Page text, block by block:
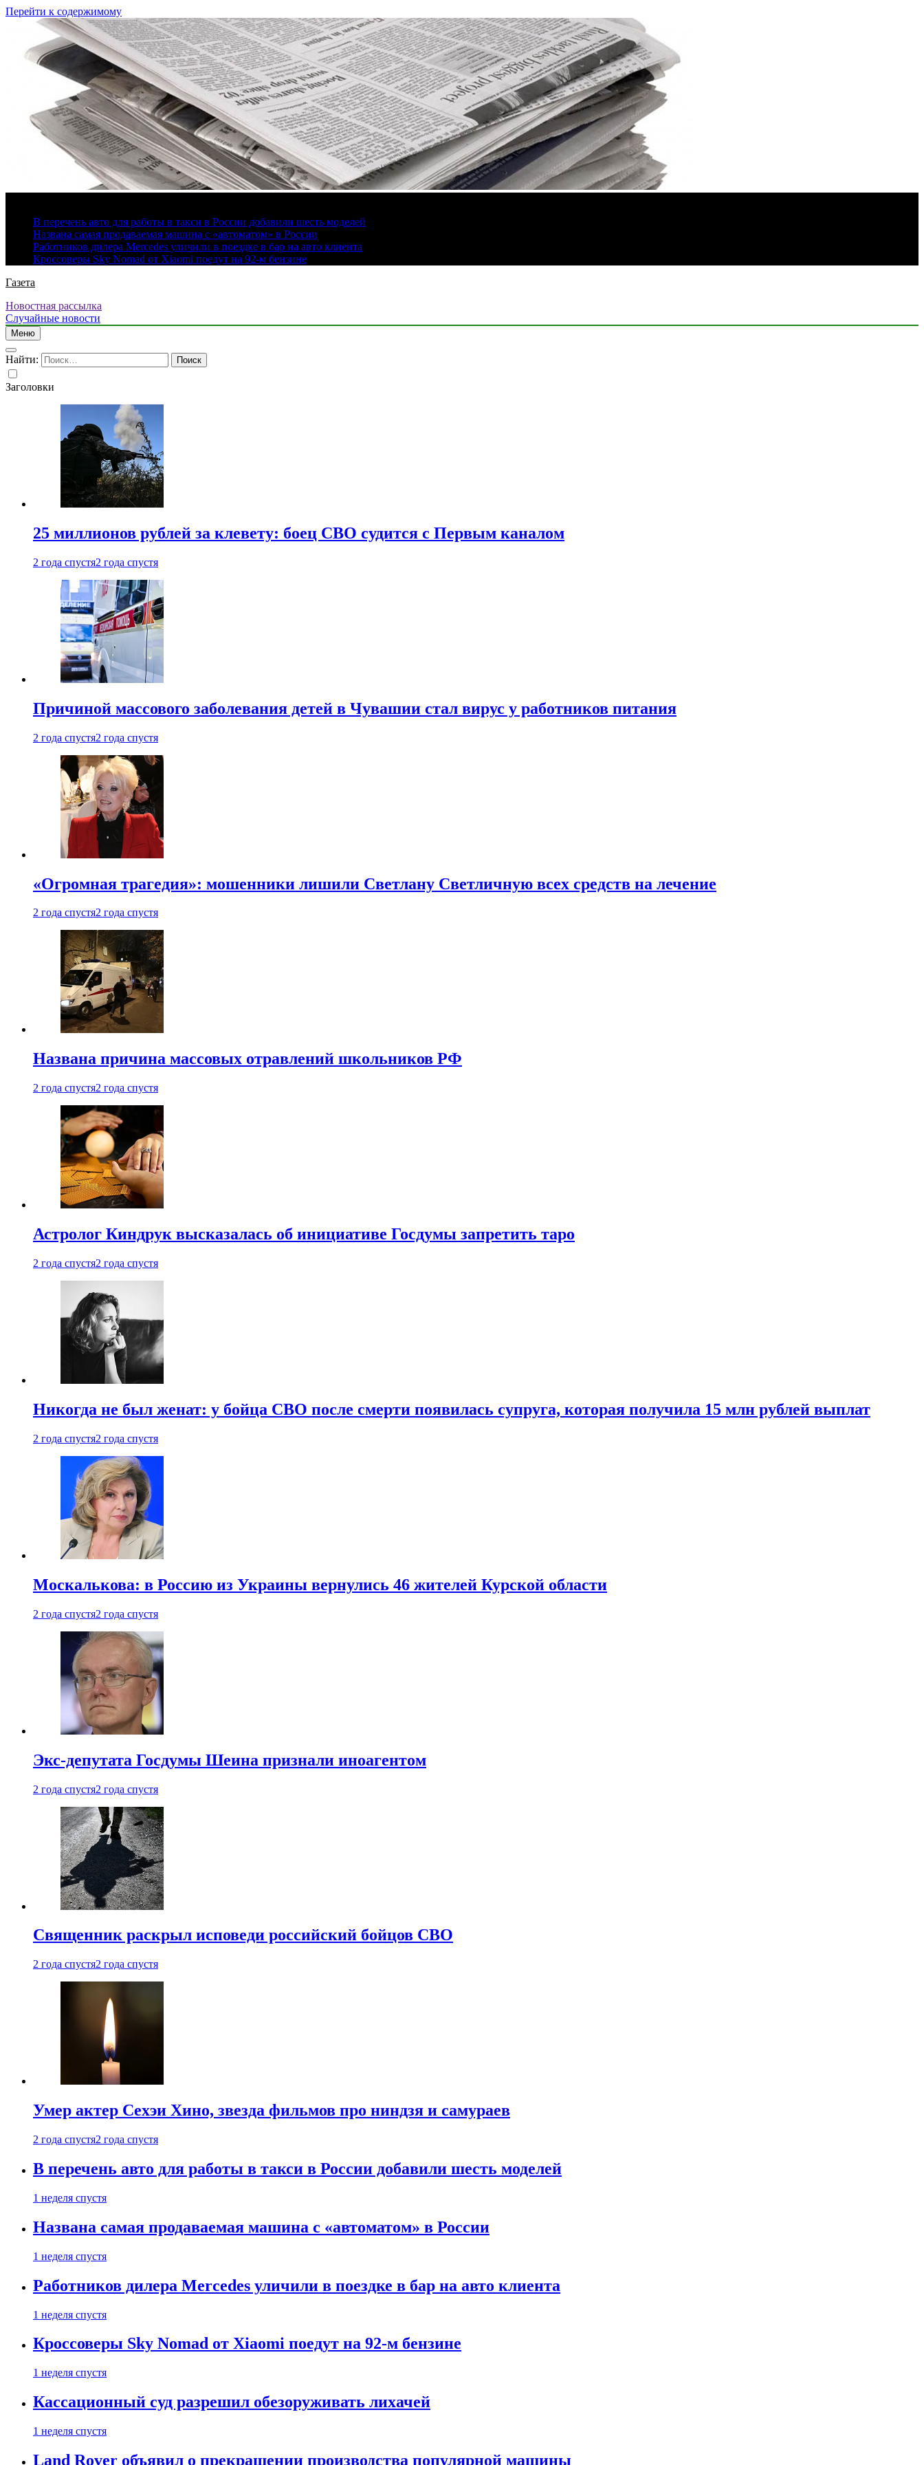
Перейти к содержимому
В перечень авто для работы в такси в России добавили шесть моделей
Названа самая продаваемая машина с «автоматом» в России
Работников дилера Mercedes уличили в поездке в бар на авто клиента
Кроссоверы Sky Nomad от Xiaomi поедут на 92-м бензине
Газета
Новостная рассылка
Случайные новости
Меню
Найти:
Заголовки
25 миллионов рублей за клевету: боец СВО судится с Первым каналом
2 года спустя2 года спустя
Причиной массового заболевания детей в Чувашии стал вирус у работников питания
2 года спустя2 года спустя
«Огромная трагедия»: мошенники лишили Светлану Светличную всех средств на лечение
2 года спустя2 года спустя
Названа причина массовых отравлений школьников РФ
2 года спустя2 года спустя
Астролог Киндрук высказалась об инициативе Госдумы запретить таро
2 года спустя2 года спустя
Никогда не был женат: у бойца СВО после смерти появилась супруга, которая получила 15 млн рублей выплат
2 года спустя2 года спустя
Москалькова: в Россию из Украины вернулись 46 жителей Курской области
2 года спустя2 года спустя
Экс-депутата Госдумы Шеина признали иноагентом
2 года спустя2 года спустя
Священник раскрыл исповеди российский бойцов СВО
2 года спустя2 года спустя
Умер актер Сехэи Хино, звезда фильмов про ниндзя и самураев
2 года спустя2 года спустя
В перечень авто для работы в такси в России добавили шесть моделей
1 неделя спустя
Названа самая продаваемая машина с «автоматом» в России
1 неделя спустя
Работников дилера Mercedes уличили в поездке в бар на авто клиента
1 неделя спустя
Кроссоверы Sky Nomad от Xiaomi поедут на 92-м бензине
1 неделя спустя
Кассационный суд разрешил обезоруживать лихачей
1 неделя спустя
Land Rover объявил о прекращении производства популярной машины